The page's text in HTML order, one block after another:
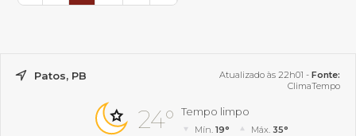
Patos, PB Atualizado às 22h01 - Fonte:
ClimaTempo
24° Tempo limpo
Mín.19° Máx. 35°